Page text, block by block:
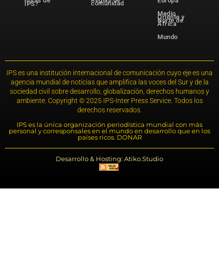
IPS? comunidad
Medio
Oriente y
Norte de
África
Mundo
IPS es una institución internacional de comunicación cuyo eje es una
agencia mundial de noticias que amplifica las voces del Sur y de la
sociedad civil sobre desarrollo, globalización, derechos humanos y
ambiente. Copyright © 2025 IPS-Inter Press Service. Todos los
derechos reservados.
IPS es la única organización periodística mundial con más
personal y corresponsales en el mundo en desarrollo que en los
países ricos. DONAR
Desarrollo & Hosting: Atiko.Studio